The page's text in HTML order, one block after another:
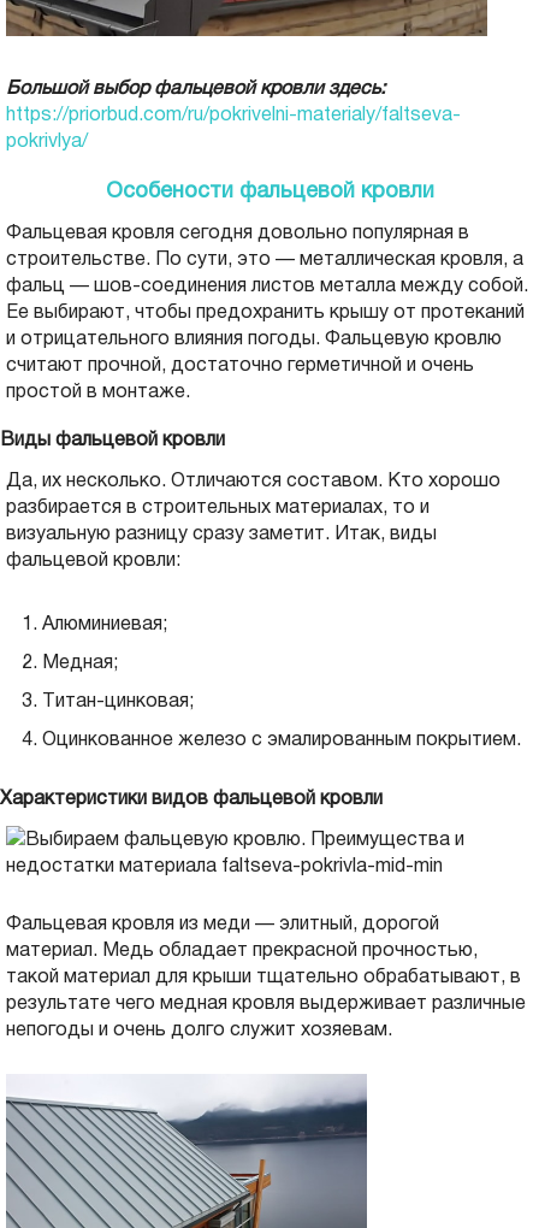
Большой выбор фальцевой кровли здесь:
https://priorbud.com/ru/pokrivelni-materialy/faltseva-
pokrivlya/
Особености фальцевой кровли
Фальцевая кровля сегодня довольно популярная в
строительстве. По сути, это — металлическая кровля, а
фальц — шов-соединения листов металла между собой.
Ее выбирают, чтобы предохранить крышу от протеканий
и отрицательного влияния погоды. Фальцевую кровлю
считают прочной, достаточно герметичной и очень
простой в монтаже.
Виды фальцевой кровли
Да, их несколько. Отличаются составом. Кто хорошо
разбирается в строительных материалах, то и
визуальную разницу сразу заметит. Итак, виды
фальцевой кровли:
Алюминиевая;
Медная;
Титан-цинковая;
Оцинкованное железо с эмалированным покрытием.
Характеристики видов фальцевой кровли
Фальцевая кровля из меди — элитный, дорогой
материал. Медь обладает прекрасной прочностью,
такой материал для крыши тщательно обрабатывают, в
результате чего медная кровля выдерживает различные
непогоды и очень долго служит хозяевам.